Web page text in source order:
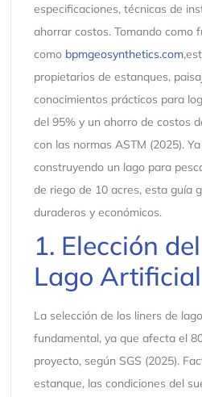
especificaciones, técnicas de
ahorrar costos. Tomando como
como bpmgeosynthetics.com
propietarios de estanques,
conocimientos prácticos para
del 95% y un ahorro de costos
con las normas ASTM (2025).
construyendo un lago para
de riego de 10 acres, esta guía
duraderos y económicos.
1. Elección
Lago
La selección de los liners de
fundamental, ya que afecta el
proyecto, según SGS (2025).
estanque, las condiciones del